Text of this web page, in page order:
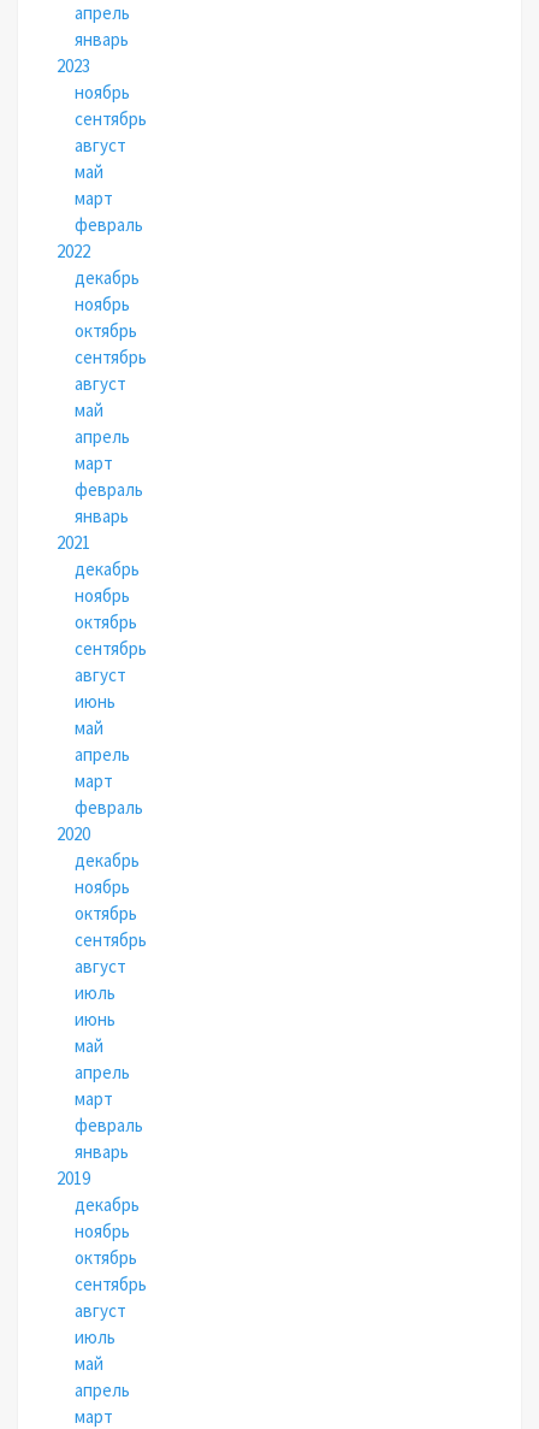
апрель
январь
2023
ноябрь
сентябрь
август
май
март
февраль
2022
декабрь
ноябрь
октябрь
сентябрь
август
май
апрель
март
февраль
январь
2021
декабрь
ноябрь
октябрь
сентябрь
август
июнь
май
апрель
март
февраль
2020
декабрь
ноябрь
октябрь
сентябрь
август
июль
июнь
май
апрель
март
февраль
январь
2019
декабрь
ноябрь
октябрь
сентябрь
август
июль
май
апрель
март